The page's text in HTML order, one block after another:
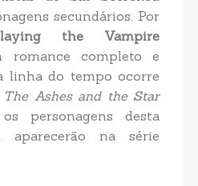
secundários. Por
the Vampire
completo e
linha do tempo ocorre
The Ashes and the Star
personagens desta
aparecerão na série